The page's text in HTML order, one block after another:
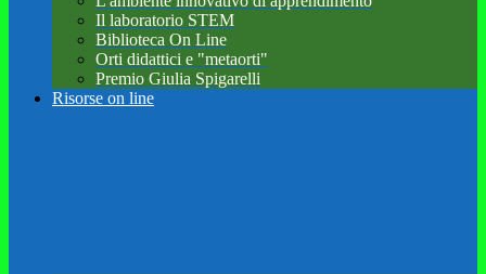
Il laboratorio STEM
Biblioteca On Line
Orti didattici e "metaorti"
Premio Giulia Spigarelli
Risorse on line